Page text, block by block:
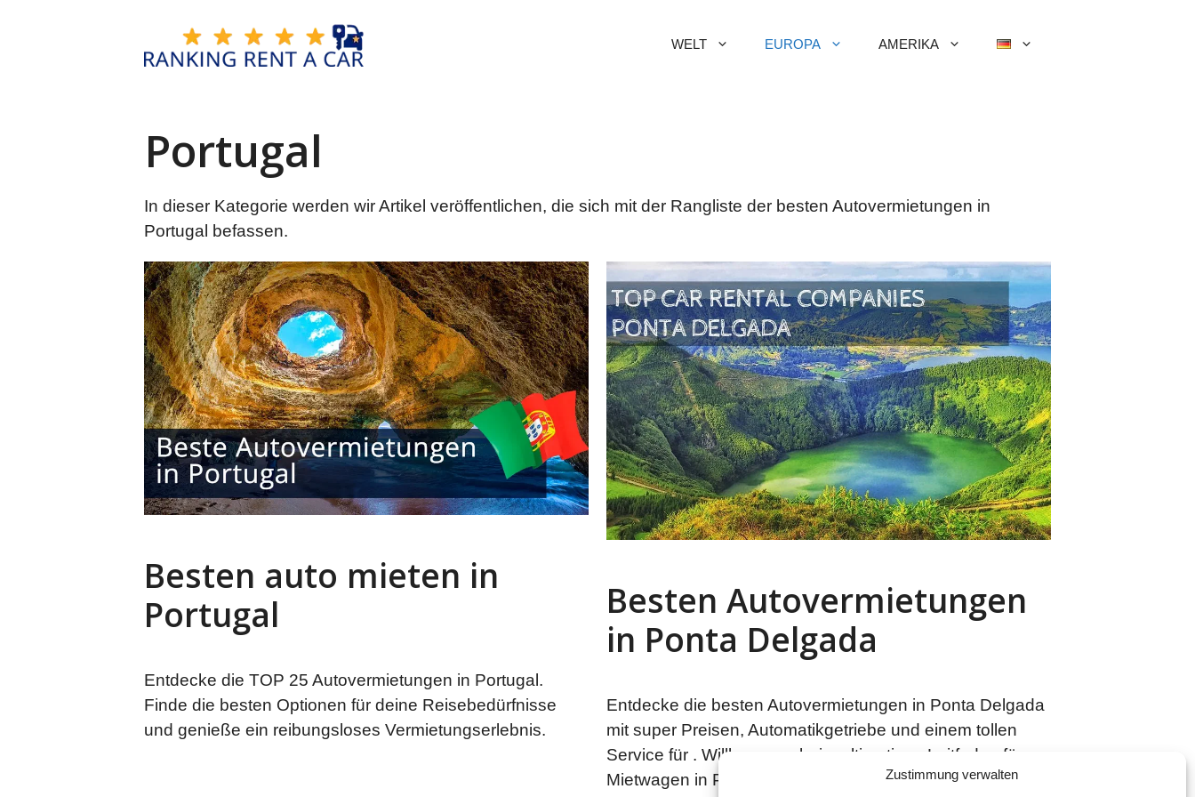
Zustimmung verwalten
WELT EUROPA AMERIKA
Portugal
In dieser Kategorie werden wir Artikel veröffentlichen, die sich mit der Rangliste der besten Autovermietungen in
Portugal befassen.
Besten auto mieten in
Portugal
Entdecke die TOP 25 Autovermietungen in Portugal.
Finde die besten Optionen für deine Reisebedürfnisse
und genieße ein reibungsloses Vermietungserlebnis.
Besten Autovermietungen
in Ponta Delgada
Entdecke die besten Autovermietungen in Ponta Delgada
mit super Preisen, Automatikgetriebe und einem tollen
Service für . Willkommen beim ultimativen Leitfaden für
Mietwagen in Ponta Delgada, dem Tor zur Erkundung der